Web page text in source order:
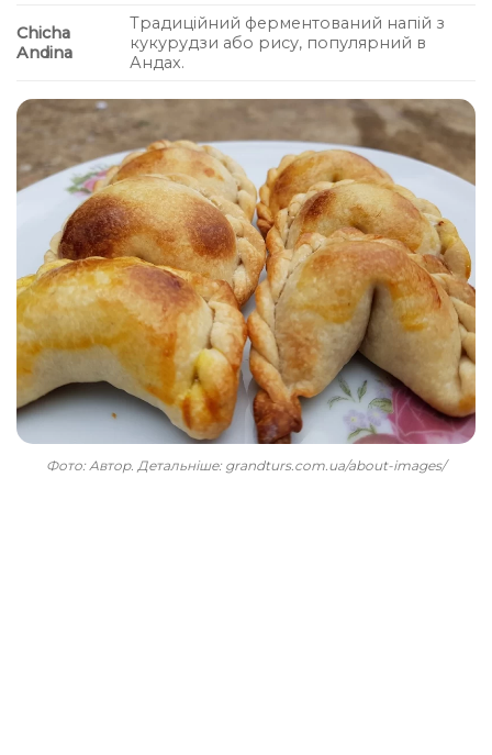
Chicha
Andina
Традиційний ферментований напій з
кукурудзи або рису, популярний в
Андах.
Фото: Автор. Детальніше: grandturs.com.ua/about-images/